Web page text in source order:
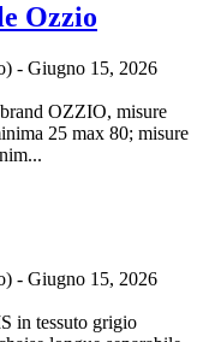
Ozzio
- Giugno 15, 2026
OZZIO, misure
25 max 80; misure
- Giugno 15, 2026
in tessuto grigio